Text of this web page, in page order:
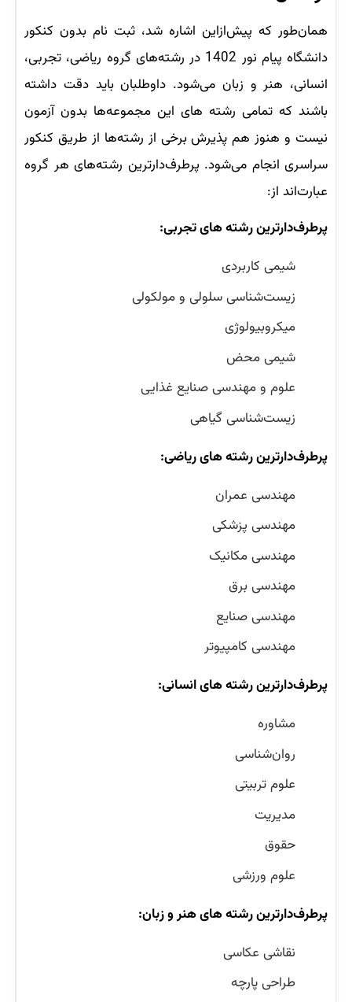
همان‌طور که پیش‌ازاین اشاره شد، ثبت نام بدون کنکور
دانشگاه پیام نور 1402 در رشته‌های گروه ریاضی، تجربی،
انسانی، هنر و زبان می‌شود. داوطلبان باید دقت داشته
باشند که تمامی رشته های این مجموعه‌ها بدون آزمون
نیست و هنوز هم پذیرش برخی از رشته‌ها از طریق کنکور
سراسری انجام می‌شود. پرطرف‌دارترین رشته‌های هر گروه
عبارت‌اند از:
پرطرف‌دارترین رشته های تجربی:
شیمی کاربردی
زیست‌شناسی سلولی و مولکولی
میکروبیولوژی
شیمی محض
علوم و مهندسی صنایع غذایی
زیست‌شناسی گیاهی
پرطرف‌دارترین رشته های ریاضی:
مهندسی عمران
مهندسی پزشکی
مهندسی مکانیک
مهندسی برق
مهندسی صنایع
مهندسی کامپیوتر
پرطرف‌دارترین رشته های انسانی:
مشاوره
روان‌شناسی
علوم تربیتی
مدیریت
حقوق
علوم ورزشی
پرطرف‌دارترین رشته های هنر و زبان:
نقاشی عکاسی
طراحی پارچه